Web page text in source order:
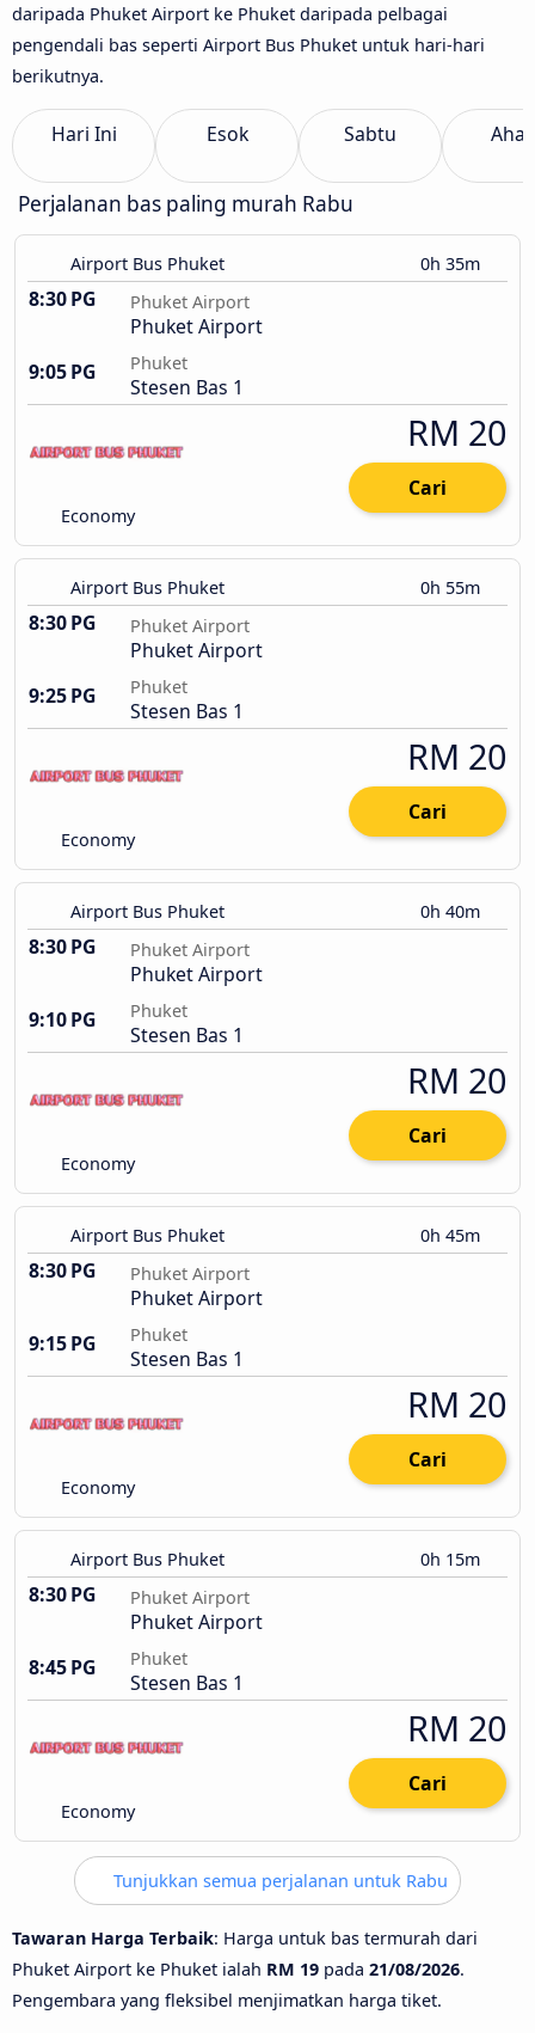
daripada Phuket Airport ke Phuket daripada pelbagai
pengendali bas seperti Airport Bus Phuket untuk hari-hari
berikutnya.
Hari Ini Esok Sabtu
Perjalanan bas paling murah Rabu
Airport Bus Phuket 0h 35m
8:30 PG Phuket Airport
Phuket Airport
9:05 PG
Phuket
Stesen Bas 1
Economy
RM 20
Cari
Airport Bus Phuket 0h 55m
8:30 PG Phuket Airport
Phuket Airport
9:25 PG
Phuket
Stesen Bas 1
Economy
RM 20
Cari
Airport Bus Phuket 0h 40m
8:30 PG Phuket Airport
Phuket Airport
9:10 PG
Phuket
Stesen Bas 1
Economy
RM 20
Cari
Airport Bus Phuket 0h 45m
8:30 PG Phuket Airport
Phuket Airport
9:15 PG
Phuket
Stesen Bas 1
Economy
RM 20
Cari
Airport Bus Phuket 0h 15m
8:30 PG Phuket Airport
Phuket Airport
8:45 PG
Phuket
Stesen Bas 1
Economy
RM 20
Cari
Tunjukkan semua perjalanan untuk Rabu
Tawaran Harga Terbaik: Harga untuk bas termurah dari
Phuket Airport ke Phuket ialah RM 19 pada 21/08/2026.
Pengembara yang fleksibel menjimatkan harga tiket.